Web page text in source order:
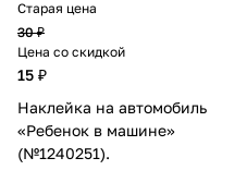
Старая цена
30 ₽
Цена со скидкой
15 ₽
Наклейка на автомобиль
«Ребенок в машине»
(№1240251).